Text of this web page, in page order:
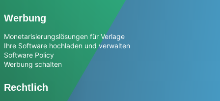
Werbung
Monetarisierungslösungen für Verlage
Ihre Software hochladen und verwalten
Software Policy
Werbung schalten
Rechtlich